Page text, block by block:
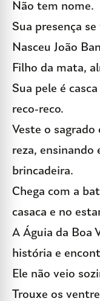
Não tem nome.
Sua presença
Nasceu João
Filho da mata,
Sua pele é
reco-reco.
Veste o
reza, ensinando
brincadeira.
Chega com a
casaca e no
A Águia da Boa
história e
Ele não veio
Trouxe os